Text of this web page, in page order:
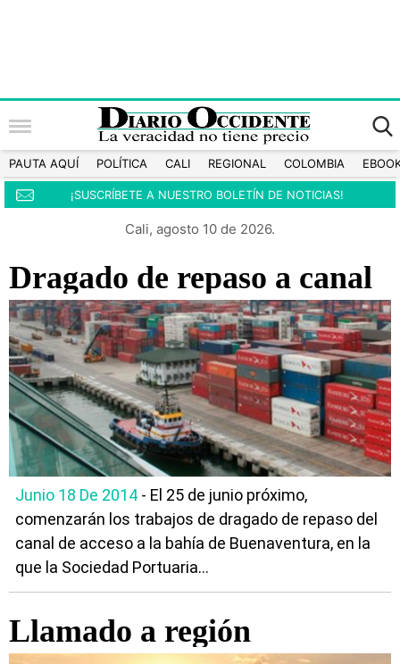
PAUTA AQUÍ POLÍTICA CALI REGIONAL COLOMBIA
¡SUSCRÍBETE A NUESTRO BOLETÍN DE NOTICIAS!
Cali, agosto 10 de 2026.
Dragado de repaso a canal
Junio 18 De 2014 - El 25 de junio próximo,
comenzarán los trabajos de dragado de repaso del
canal de acceso a la bahía de Buenaventura, en la
que la Sociedad Portuaria...
Llamado a región